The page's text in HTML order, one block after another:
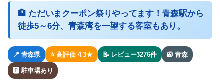
🏨 ただいまクーポン祭りやってます！青森駅から
徒歩5～6分、青森湾を一望する客室もあり。
📍 青森県 ⭐ 高評価 4.3★ 📝 レビュー3276件 🚉 青森
🅿 駐車場あり